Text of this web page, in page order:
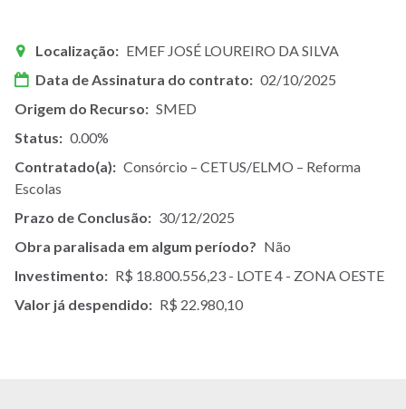
Localização
EMEF JOSÉ LOUREIRO DA SILVA
Data de Assinatura do contrato
02/10/2025
Origem do Recurso
SMED
Status
0.00%
Contratado(a)
Consórcio – CETUS/ELMO – Reforma
Escolas
Prazo de Conclusão
30/12/2025
Obra paralisada em algum período? Não
Investimento
R$ 18.800.556,23 - LOTE 4 - ZONA OESTE
Valor já despendido
R$ 22.980,10